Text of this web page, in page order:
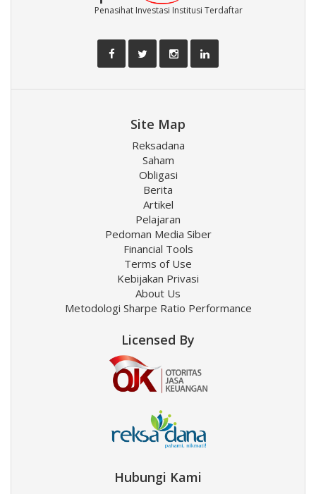
Penasihat Investasi Institusi Terdaftar
Site Map
Reksadana
Saham
Obligasi
Berita
Artikel
Pelajaran
Pedoman Media Siber
Financial Tools
Terms of Use
Kebijakan Privasi
About Us
Metodologi Sharpe Ratio Performance
Licensed By
Hubungi Kami